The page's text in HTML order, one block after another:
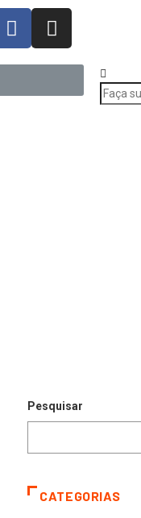
Pesquisar
CATEGORIAS